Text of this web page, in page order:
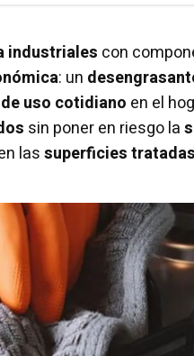
industriales con
: un
uso cotidiano en el
sin poner en riesgo la
lassuperficies tratadas